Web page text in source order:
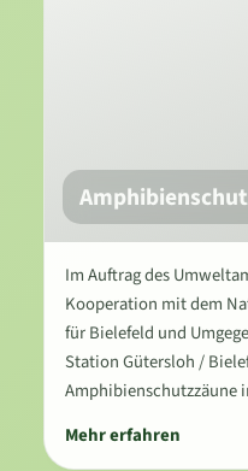
Im Auftrag des
Kooperation mit dem
für Bielefeld und
Station Gütersloh /
Amphibienschutzzäune
Mehr erfahren